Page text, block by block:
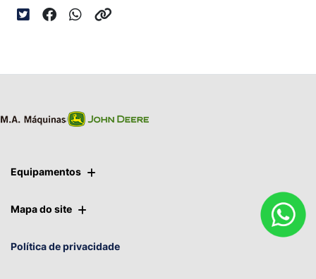
Equipamentos
Mapa do site
Política de privacidade